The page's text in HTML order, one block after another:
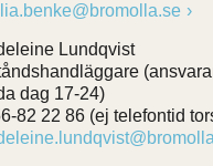
Lundqvist
dag 17-24)
82 22 86 (ej telefontid